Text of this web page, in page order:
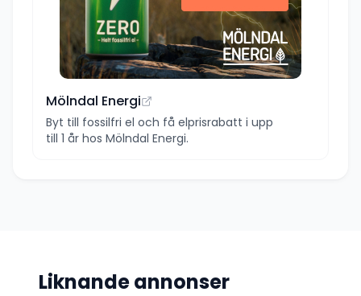
Mölndal Energi
Byt till fossilfri el och få elprisrabatt i upp
till 1 år hos Mölndal Energi.
Liknande annonser